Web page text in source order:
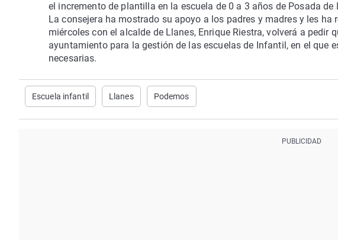
el incremento de plantilla en la escuela de 0 a 3 años de Posada
La consejera ha mostrado su apoyo a los padres y madres y les
miércoles con el alcalde de Llanes, Enrique Riestra, volverá a pedir
ayuntamiento para la gestión de las escuelas de Infantil, en el que
necesarias.
Escuela infantil Llanes Podemos